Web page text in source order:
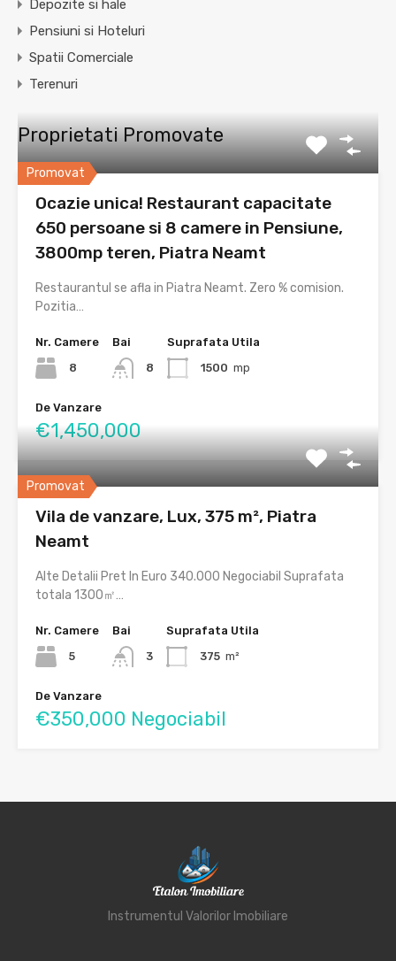
Depozite si hale
Pensiuni si Hoteluri
Spatii Comerciale
Terenuri
Proprietati Promovate
Promovat
Ocazie unica! Restaurant capacitate
650 persoane si 8 camere in Pensiune,
3800mp teren, Piatra Neamt
Restaurantul se afla in Piatra Neamt. Zero % comision.
Pozitia…
Nr. Camere
8
Bai
8
Suprafata Utila
1500 mp
De Vanzare
€1,450,000
Promovat
Vila de vanzare, Lux, 375 m², Piatra
Neamt
Alte Detalii Pret In Euro 340.000 Negociabil Suprafata
totala 1300㎡…
Nr. Camere
5
Bai
3
Suprafata Utila
375 m²
De Vanzare
€350,000 Negociabil
Instrumentul Valorilor Imobiliare